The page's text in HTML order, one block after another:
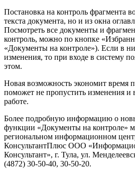
Постановка на контроль фрагмента
текста документа, но и из окна
Посмотреть все документы и
контроль, можно по кнопке
«Документы на контроле»). Если в
изменения, то при входе в систему
этом.
Новая возможность экономит время
поможет не пропустить изменения и
работе.
Более подробную информацию о
функции «Документы на контроле»
региональном информационном
КонсультантПлюс ООО
Консультант», г. Тула, ул.
(4872) 30-50-40, 30-50-20.